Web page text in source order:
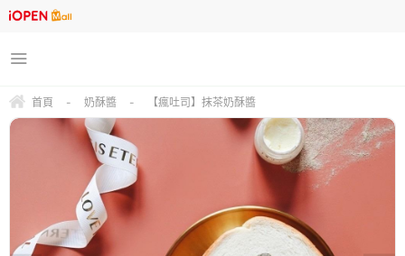
首頁 - 奶酥醬 - 【瘋吐司】抹茶奶酥醬